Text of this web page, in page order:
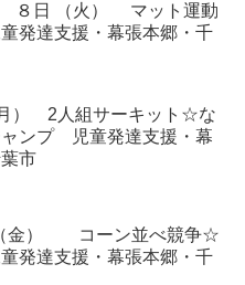
） マット運動
発達支援・幕張本郷・千
） 2人組サーキット☆な
ャンプ 児童発達支援・幕
市
金） コーン並べ競争☆
発達支援・幕張本郷・千